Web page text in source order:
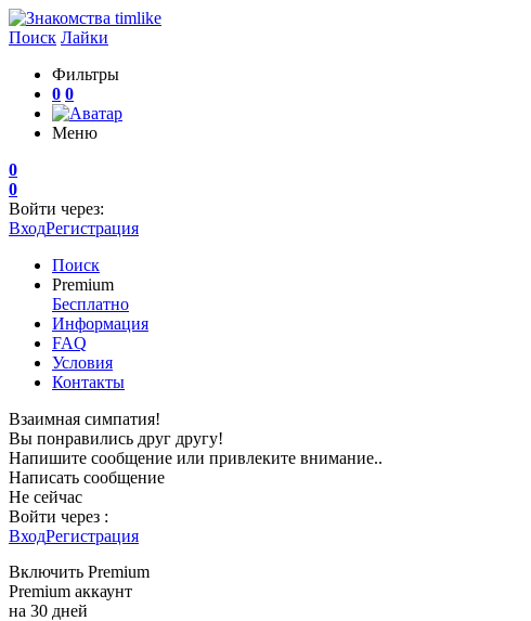
Поиск Лайки
Фильтры
0 0
Меню
0
0
Войти через:
ВходРегистрация
Поиск
Premium
Бесплатно
Информация
FAQ
Условия
Контакты
Взаимная симпатия!
Вы понравились друг другу!
Напишите сообщение или привлеките внимание..
Написать сообщение
Не сейчас
Войти через :
ВходРегистрация
Включить Premium
Premium аккаунт
на 30 дней